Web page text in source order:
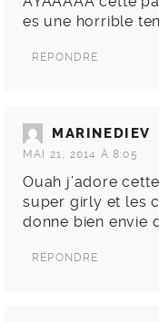
es une horrible
RÉPONDRE
MARINEDIEV
MAI 21, 2014 À 8:05
Ouah j’adore
super girly et les
donne bien envie
RÉPONDRE